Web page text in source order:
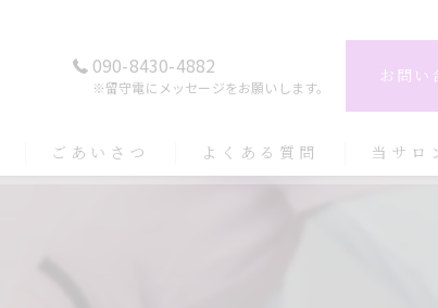
090-8430-4882
※留守電にメッセージをお願いします。
お問い
ごあいさつ よくある質問 当サロ